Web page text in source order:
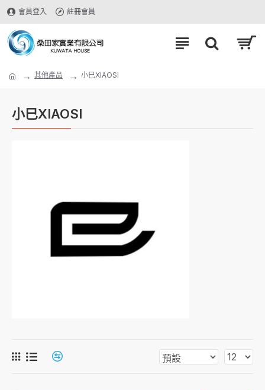
會員登入 註冊會員
其他產品 小巳XIAOSI
小巳XIAOSI